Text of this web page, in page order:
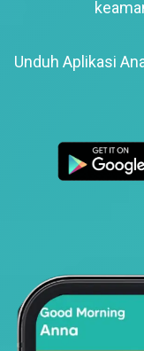
Unduh Aplikasi